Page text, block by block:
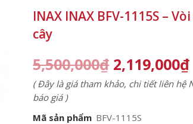
INAX INAX BFV-1115S –
cây
5,500,000₫ 2,119,000₫
( Đây là giá tham khảo, chi tiết liên hệ
báo giá )
Mã sản phẩm BFV-1115S